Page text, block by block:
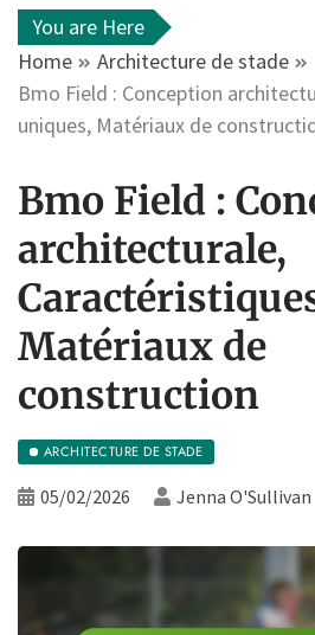
You are Here
Home
Architecture de stade
Bmo Field : Conception
uniques, Matériaux de
Bmo Field :
architecturale,
Matériaux de
construction
ARCHITECTURE DE STADE
05/02/2026 Jenna O'Sullivan